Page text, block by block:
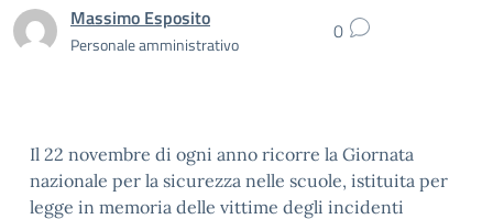
Massimo Esposito
Personale amministrativo 0
Il 22 novembre di ogni anno ricorre la Giornata
nazionale per la sicurezza nelle scuole, istituita per
legge in memoria delle vittime degli incidenti